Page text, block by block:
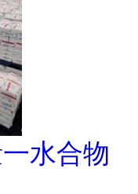
水合物